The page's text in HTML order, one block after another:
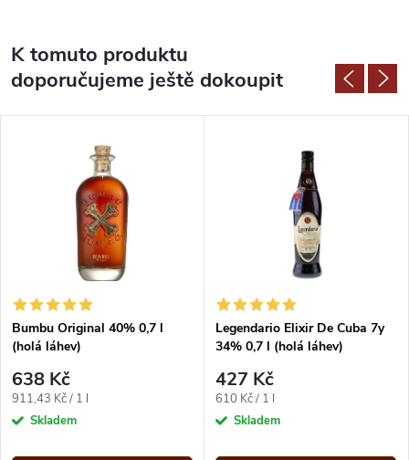
K tomuto produktu
doporučujeme ještě dokoupit
Bumbu Original 40% 0,7 l
(holá láhev)
638 Kč
Měrná
cena:
911,43 Kč / 1 l
Skladem
Legendario Elixir De Cuba 7y
34% 0,7 l (holá láhev)
427 Kč
Měrná
cena:
610 Kč / 1 l
Skladem